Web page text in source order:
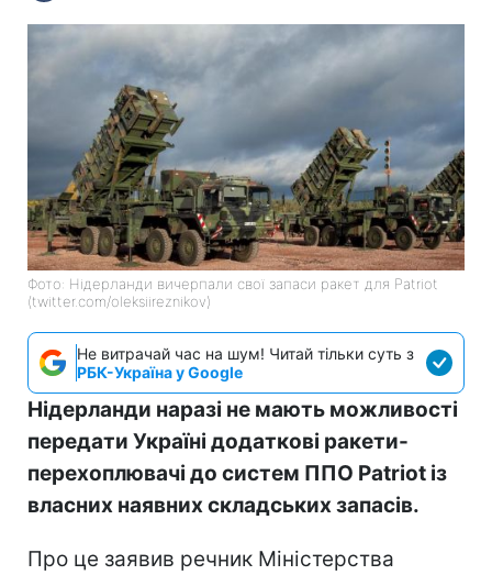
Фото: Нідерланди вичерпали свої запаси ракет для Patriot
(twitter.com/oleksiireznikov)
Не витрачай час на шум! Читай тільки суть з
РБК-Україна у Google
Нідерланди наразі не мають можливості
передати Україні додаткові ракети-
перехоплювачі до систем ППО Patriot із
власних наявних складських запасів.
Про це заявив речник Міністерства